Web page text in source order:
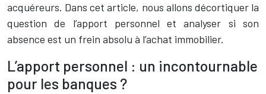
acquéreurs. Dans cet article, nous allons décortiquer la
question de l’apport personnel et analyser si son
absence est un frein absolu à l’achat immobilier.
L’apport personnel : un incontournable
pour les banques ?